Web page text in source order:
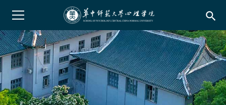
search